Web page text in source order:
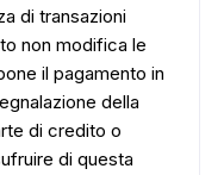
di transazioni
non modifica le
il pagamento in
della
di credito o
di questa